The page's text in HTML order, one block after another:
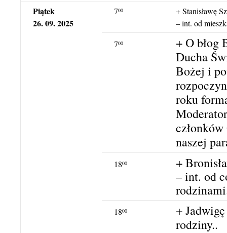
Piątek
26. 09. 2025
700
+ Stanisławę
– int. od
700
+ O błog
Ducha
Bożej i
roku
naszej
1800
+
– int. od
1800
+
rodziny..